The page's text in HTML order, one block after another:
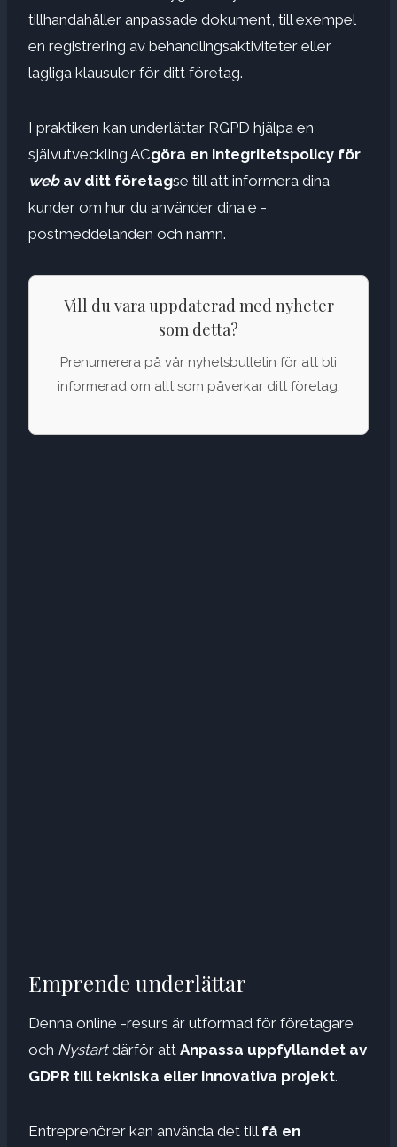
tillhandahåller anpassade dokument, till exempel
en registrering av behandlingsaktiviteter eller
lagliga klausuler för ditt företag.
I praktiken kan underlättar RGPD hjälpa en
självutveckling ACgöra en integritetspolicy för
webav ditt företagse till att informera dina
kunder om hur du använder dina e -
postmeddelanden och namn.
Vill du vara uppdaterad med nyheter
som detta?
Prenumerera på vår nyhetsbulletin för att bli
informerad om allt som påverkar ditt företag.
Emprende underlättar
Denna online -resurs är utformad för företagare
och Nystartdärför att Anpassa uppfyllandet av
GDPR till tekniska eller innovativa projekt.
Entreprenörer kan använda det till få en